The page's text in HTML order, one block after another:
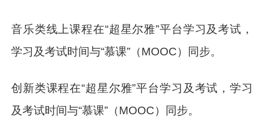
音乐类线上课程在“超星尔雅”平台学习及考试，
学习及考试时间与“慕课”（MOOC）同步。
创新类课程在“超星尔雅”平台学习及考试，学习
及考试时间与“慕课”（MOOC）同步。